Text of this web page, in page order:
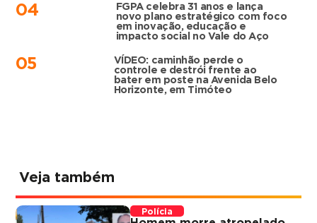
04
FGPA celebra 31 anos e lança
novo plano estratégico com foco
em inovação, educação e
impacto social no Vale do Aço
05
VÍDEO: caminhão perde o
controle e destrói frente ao
bater em poste na Avenida Belo
Horizonte, em Timóteo
Veja também
Polícia